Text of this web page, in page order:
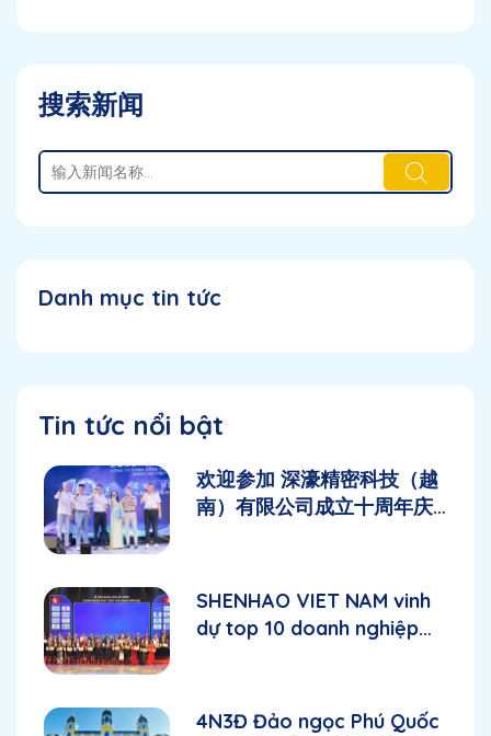
搜索新闻
Danh mục tin tức
Tin tức nổi bật
欢迎参加 深濠精密科技（越
南）有限公司成立十周年庆
SHENHAO VIET NAM vinh
dự top 10 doanh nghiệp
4N3Đ Đảo ngọc Phú Quốc